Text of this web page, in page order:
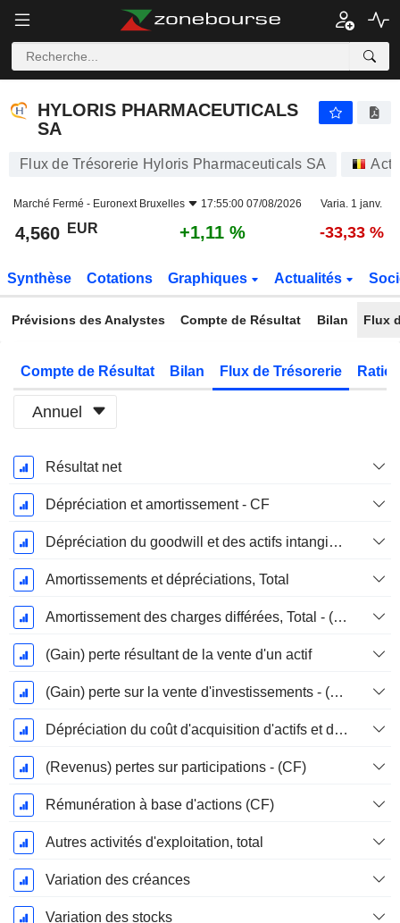
HYLORIS PHARMACEUTICALS
SA
Flux de Trésorerie Hyloris Pharmaceuticals SA
Marché Fermé - Euronext Bruxelles 17:55:00 07/08/2026 Varia. 1 janv.
4,560 EUR +1,11 % -33,33 %
Synthèse Cotations Graphiques Actualités
Prévisions des Analystes Compte de Résultat Bilan Flux
Compte de Résultat Bilan Flux de Trésorerie
Annuel
Période
Fiscale:
Décembre
Résultat net
Dépréciation et amortissement - CF
Dépréciation du goodwill et des actifs intangibles
Amortissements et dépréciations, Total
Amortissement des charges différées, Total - (CF)
(Gain) perte résultant de la vente d'un actif
(Gain) perte sur la vente d'investissements - (CF)
Dépréciation du coût d'acquisition d'actifs et dépenses de restructuration
(Revenus) pertes sur participations - (CF)
Rémunération à base d'actions (CF)
Autres activités d'exploitation, total
Variation des créances
Variation des stocks